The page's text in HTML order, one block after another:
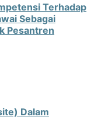
Terhadap
Sebagai
Pesantren
Dalam